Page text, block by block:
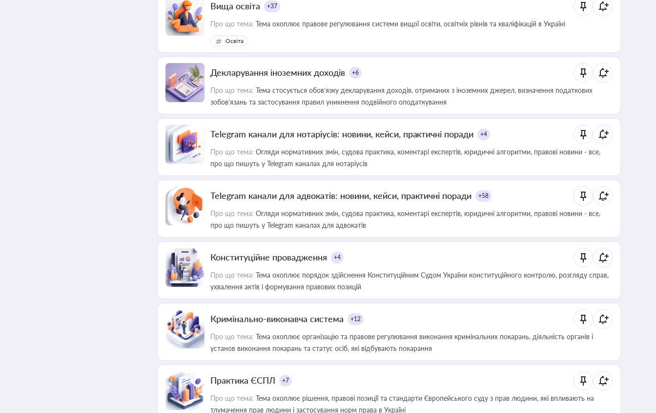
Вища освіта +37
Про що тема: Тема охоплює правове регулювання системи вищої освіти, освітніх рівнів та кваліфікацій в Україні
Освіта
Декларування іноземних доходів +6
Про що тема: Тема стосується обов’язку декларування доходів, отриманих з іноземних джерел, визначення податкових
зобов’язань та застосування правил уникнення подвійного оподаткування
Telegram канали для нотаріусів: новини, кейси, практичні поради +4
Про що тема: Огляди нормативних змін, судова практика, коментарі експертів, юридичні алгоритми, правові новини - все,
про що пишуть у Telegram каналах для нотаріусів
Telegram канали для адвокатів: новини, кейси, практичні поради +58
Про що тема: Огляди нормативних змін, судова практика, коментарі експертів, юридичні алгоритми, правові новини - все,
про що пишуть у Telegram каналах для адвокатів
Конституційне провадження +4
Про що тема: Тема охоплює порядок здійснення Конституційним Судом України конституційного контролю, розгляду справ,
ухвалення актів і формування правових позицій
Кримінально-виконавча система +12
Про що тема: Тема охоплює організацію та правове регулювання виконання кримінальних покарань, діяльність органів і
установ виконання покарань та статус осіб, які відбувають покарання
Практика ЄСПЛ +7
Про що тема: Тема охоплює рішення, правові позиції та стандарти Європейського суду з прав людини, які впливають на
тлумачення прав людини і застосування норм права в Україні